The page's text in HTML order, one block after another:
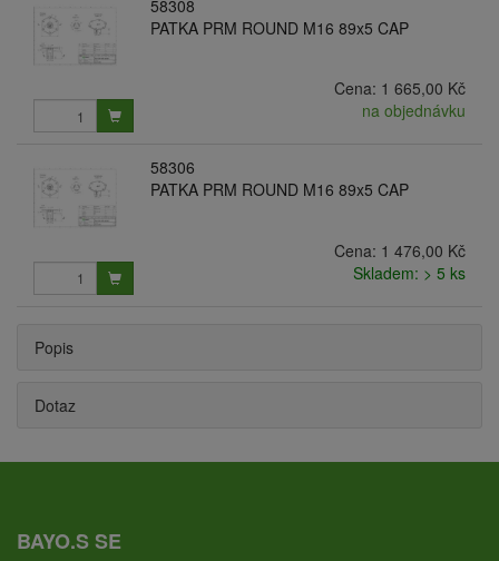
58308
PATKA PRM ROUND M16 89x5 CAP
Cena: 1 665,00 Kč
na objednávku
58306
PATKA PRM ROUND M16 89x5 CAP
Cena: 1 476,00 Kč
Skladem: > 5 ks
Popis
Dotaz
BAYO.S SE